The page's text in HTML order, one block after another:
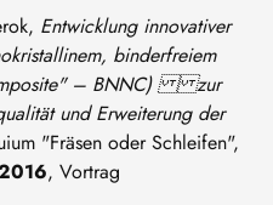
Entwicklung innovativer
binderfreiem
– BNNC) zur
und Erweiterung der
"Fräsen oder Schleifen",
, Vortrag